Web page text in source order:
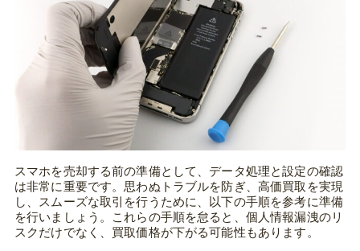
スマホを売却する前の準備として、データ処理と設定の確認
は非常に重要です。思わぬトラブルを防ぎ、高価買取を実現
し、スムーズな取引を行うために、以下の手順を参考に準備
を行いましょう。これらの手順を怠ると、個人情報漏洩のリ
スクだけでなく、買取価格が下がる可能性もあります。